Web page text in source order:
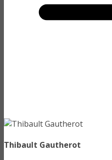
Thibault Gautherot